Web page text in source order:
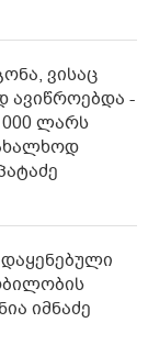
ვისაც
ავიწროებდა -
000 ლარს
იმნაძე